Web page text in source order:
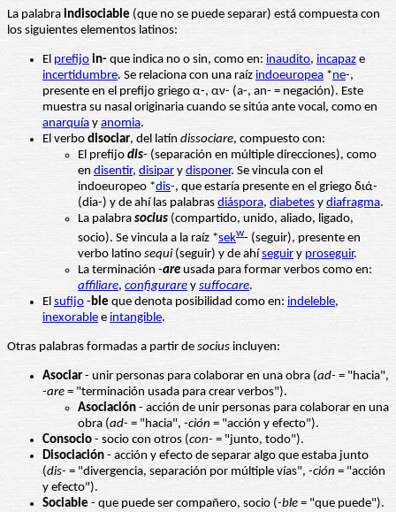
La palabra indisociable (que no se puede separar) está compuesta con
los siguientes elementos latinos:
El prefijo in- que indica no o sin, como en: inaudito, incapaz e
incertidumbre. Se relaciona con una raíz indoeuropea *ne-,
presente en el prefijo griego α-, αν- (a-, an- = negación). Este
muestra su nasal originaria cuando se sitúa ante vocal, como en
anarquía y anomia.
El verbo disociar, del latín dissociare, compuesto con:
El prefijo dis- (separación en múltiple direcciones), como
en disentir, disipar y disponer. Se vincula con el
indoeuropeo *dis-, que estaría presente en el griego διά-
(dia-) y de ahí las palabras diáspora, diabetes y diafragma.
La palabra socius (compartido, unido, aliado, ligado,
socio). Se vincula a la raíz *sekw- (seguir), presente en
verbo latino sequi(seguir) y de ahí seguir y proseguir.
La terminación -are usada para formar verbos como en:
affiliare, configurare y suffocare.
El sufijo -ble que denota posibilidad como en: indeleble,
inexorable e intangible.
Otras palabras formadas a partir de socius incluyen:
Asociar - unir personas para colaborar en una obra (ad- = "hacia",
-are = "terminación usada para crear verbos").
Asociación - acción de unir personas para colaborar en una
obra (ad- = "hacia", -ción = "acción y efecto").
Consocio - socio con otros (con- = "junto, todo").
Disociación - acción y efecto de separar algo que estaba junto
(dis- = "divergencia, separación por múltiple vías", -ción = "acción
y efecto").
Sociable - que puede ser compañero, socio (-ble = "que puede").